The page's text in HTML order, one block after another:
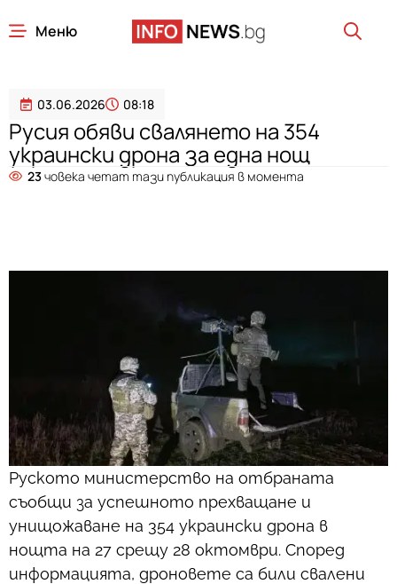
Меню
03.06.2026 08:18
Русия обяви свалянето на 354
украински дрона за една нощ
23човека четат тази публикация в момента
Руското министерство на отбраната
съобщи за успешното прехващане и
унищожаване на 354 украински дрона в
нощта на 27 срещу 28 октомври. Според
информацията, дроновете са били свалени